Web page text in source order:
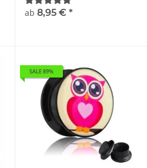
ab 8,95 € *
SALE 89%